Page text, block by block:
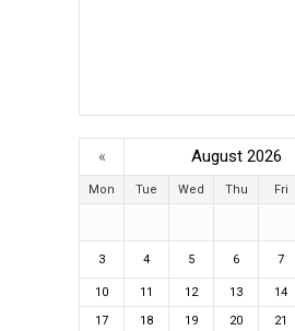
« August 2026
Mon Tue Wed Thu Fri
3 4 5 6 7
10 11 12 13 14
17
18 19 20 21